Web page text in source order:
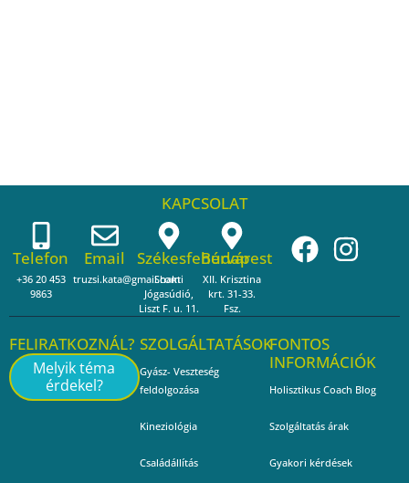
KAPCSOLAT
Telefon
+36 20 453
9863
Email
truzsi.kata@gmail.com
Székesfehérvár
Shakti
Jógasúdió,
Liszt F. u. 11.
Budapest
XII. Krisztina
krt. 31-33.
Fsz.
SZOLGÁLTATÁSOK
Gyász- Veszteség
feldolgozása
Kineziológia
Családállítás
FELIRATKOZNÁL?
Melyik téma
érdekel?
FONTOS
INFORMÁCIÓK
Holisztikus Coach Blog
Szolgáltatás árak
Gyakori kérdések